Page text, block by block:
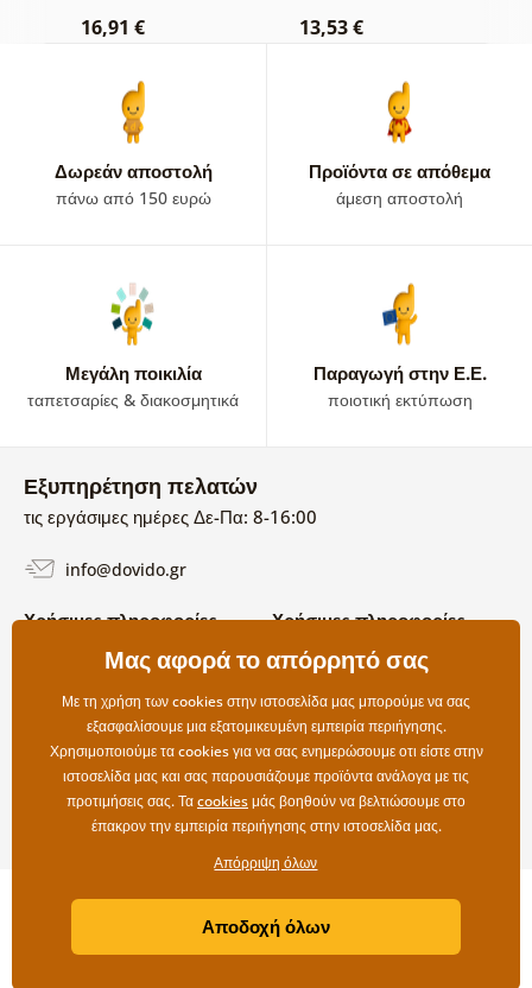
16,91 € 13,53 €
Δωρεάν αποστολή
πάνω από 150 ευρώ
Προϊόντα σε απόθεμα
άμεση αποστολή
Μεγάλη ποικιλία
ταπετσαρίες & διακοσμητικά
Παραγωγή στην Ε.Ε.
ποιοτική εκτύπωση
Εξυπηρέτηση πελατών
τις εργάσιμες ημέρες Δε-Πα: 8-16:00
info@dovido.gr
Χρήσιμες πληροφορίες
Όροι χρήσης και επιστροφών
Επιλογές αποστολής και
πληρωμής
Επιστροφές
Χρήσιμες πληροφορίες
Σχετικά με εμάς
Συχνές Ερωτήσεις
Επικοινωνία
Copyright ©2019 © Dovido.gr.
Litvanyi.sk| Το e-shop δημιουργήθηκε από
Μας αφορά το απόρρητό σας
Με τη χρήση των cookies στην ιστοσελίδα μας μπορούμε να σας
εξασφαλίσουμε μια εξατομικευμένη εμπειρία περιήγησης.
Χρησιμοποιούμε τα cookies για να σας ενημερώσουμε οτι είστε στην
ιστοσελίδα μας και σας παρουσιάζουμε προϊόντα ανάλογα με τις
προτιμήσεις σας. Ταcookiesμάς βοηθούν να βελτιώσουμε στο
έπακρον την εμπειρία περιήγησης στην ιστοσελίδα μας.
Απόρριψη όλων
Αποδοχή όλων